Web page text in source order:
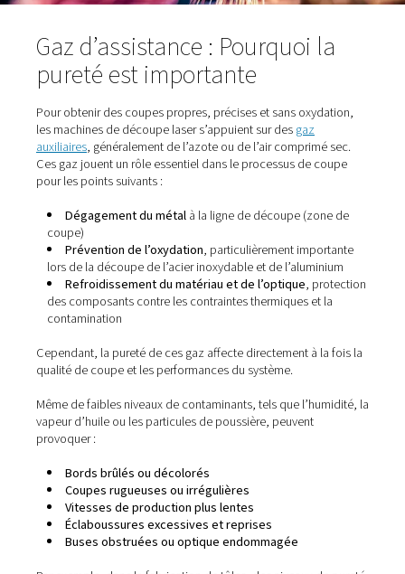
de vitesse, de précision et de flexibilité, tout en
qualité de finition et en réduisant le besoin de
secondaire.
Gaz d’assistance : Pourquoi
pureté est importante